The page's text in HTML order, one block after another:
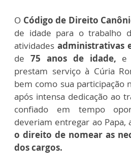
O Código de Direito
de idade para o trabalho
atividades administrativas
de 75 anos de idade, e
prestam serviço à Cúria
bem como sua participação
após intensa dedicação ao
confiado em tempo
deveriam entregar ao Papa,
o direito de nomear as
dos cargos.